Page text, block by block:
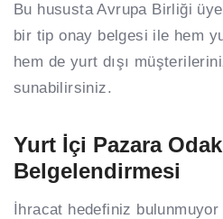
Bu hususta Avrupa Birliği
bir tip onay belgesi ile hem
hem de yurt dışı
sunabilirsiniz.
Yurt İçi Pazara
Belgelendirmesi
İhracat hedefiniz